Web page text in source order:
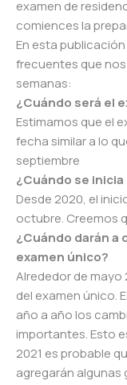
examen de
comiences la
En esta
frecuentes que
semanas:
¿Cuándo será el
Estimamos que el
fecha similar a lo
septiembre
¿Cuándo se
Desde 2020, el
octubre. Creemos
¿Cuándo darán a
examen único?
Alrededor de mayo
del examen único.
año a año los
importantes. Esto
2021 es probable
agregarán algunas